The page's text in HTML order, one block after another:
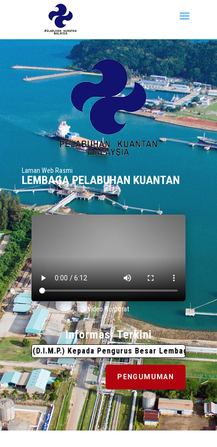
Laman Web Rasmi
LEMBAGA PELABUHAN KUANTAN
Video Korporat
Informasi Terkini
(D.I.M.P.) Kepada Pengurus Besar Lembaga
PENGUMUMAN